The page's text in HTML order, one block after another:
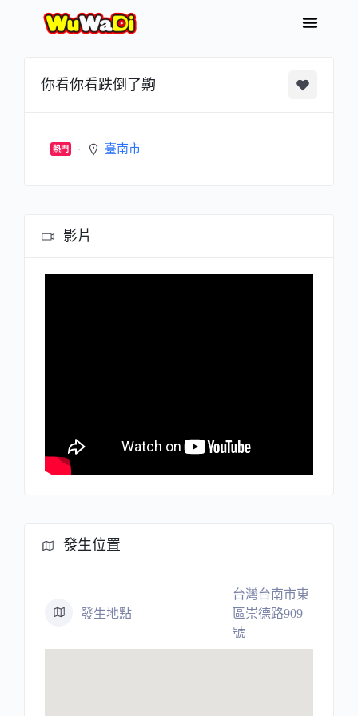
你看你看跌倒了齁
熱門 臺南市
影片
發生位置
發生地點
台灣台南市東
區崇德路909
號